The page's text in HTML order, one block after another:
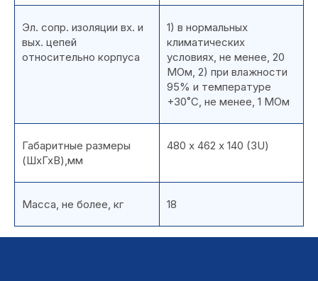
Эл. сопр. изоляции вх. и
вых. цепей
относительно корпуса
1) в нормальных
климатических
условиях, не менее, 20
МОм, 2) при влажности
95% и температуре
+30˚С, не менее, 1 МОм
Габаритные размеры
(ШхГхВ),мм
480 х 462 х 140 (3U)
Масса, не более, кг 18